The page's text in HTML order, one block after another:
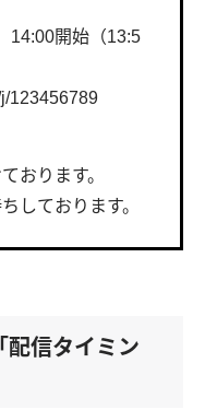
14:00開始（13:5
123456789
おります。
しております。
配信タイミン